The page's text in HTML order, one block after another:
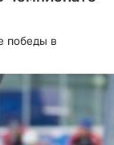
победы в